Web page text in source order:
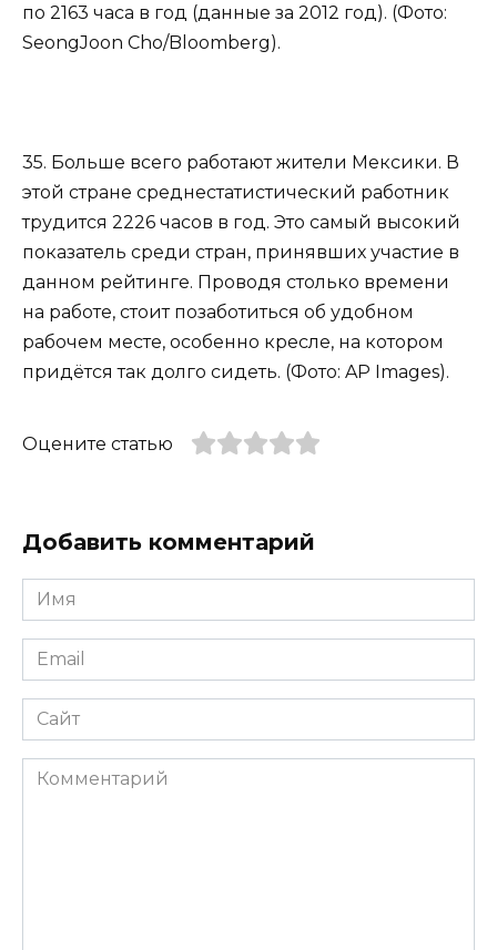
по 2163 часа в год (данные за 2012 год). (Фото:
SeongJoon Cho/Bloomberg).
35. Больше всего работают жители Мексики. В
этой стране среднестатистический работник
трудится 2226 часов в год. Это самый высокий
показатель среди стран, принявших участие в
данном рейтинге. Проводя столько времени
на работе, стоит позаботиться об удобном
рабочем месте, особенно кресле, на котором
придётся так долго сидеть. (Фото: AP Images).
Оцените статью
Добавить комментарий
Имя
*
Email
*
Сайт
Комментарий